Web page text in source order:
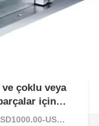
çoklu veya
için
Fiyat：USD1000.00-USD5000.00